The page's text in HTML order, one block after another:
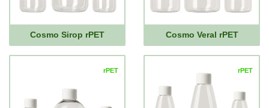
Cosmo Sirop rPET Cosmo Veral rPET
rPET rPET